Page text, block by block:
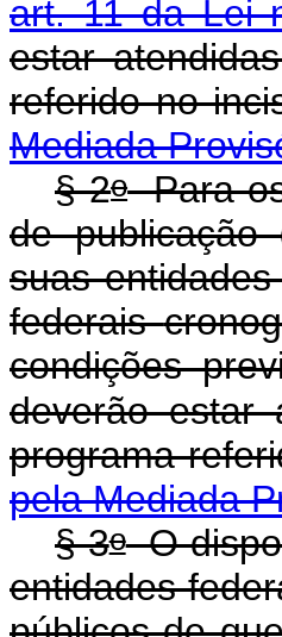
art. 11 da Lei
estar
referido no
Mediada
§ 2oPara os
de publicação
suas
federais
condições
deverão estar
programa
pela Mediada
§ 3oO
entidades